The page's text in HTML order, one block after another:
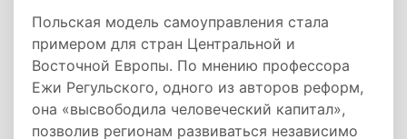
Польская модель самоуправления стала
примером для стран Центральной и
Восточной Европы. По мнению профессора
Ежи Регульского, одного из авторов реформ,
она «высвободила человеческий капитал»,
позволив регионам развиваться независимо